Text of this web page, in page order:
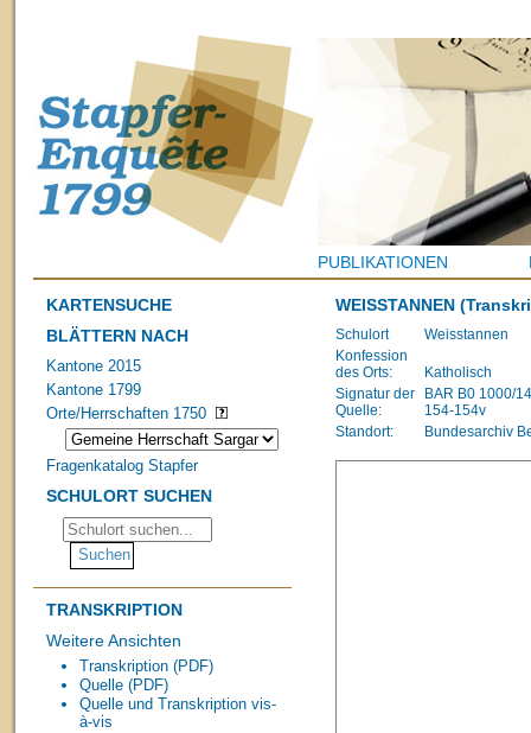
PUBLIKATIONEN
KARTENSUCHE
BLÄTTERN NACH
Kantone 2015
Kantone 1799
Orte/Herrschaften 1750
Fragenkatalog Stapfer
SCHULORT SUCHEN
TRANSKRIPTION
Weitere Ansichten
Transkription (PDF)
Quelle (PDF)
Quelle und Transkription vis-
à-vis
WEISSTANNEN
Schulort
Weisstannen
Konfession
des Orts:
Katholisch
Signatur der
Quelle:
BAR B0 1000/
154-154v
Standort:
Bundesarchiv